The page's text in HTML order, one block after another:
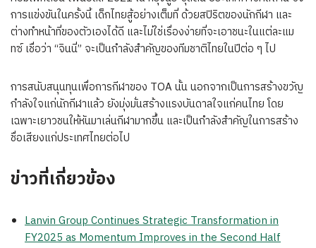
การแข่งขันในครั้งนี้ เด็กไทยสู้อย่างเต็มที่ ด้วยสปิริตของนักกีฬา และ
ต่างทำหน้าที่ของตัวเองได้ดี และไม่ใช่เรื่องง่ายที่จะเอาชนะในแต่ละแม
ทซ์ เชื่อว่า “จินนี่” จะเป็นกำลังสำคัญของทีมชาติไทยในปีต่อ ๆ ไป
การสนับสนุนทุนเพื่อการกีฬาของ TOA นั้น นอกจากเป็นการสร้างขวัญ
กำลังใจแก่นักกีฬาแล้ว ยังมุ่งมั่นสร้างแรงบันดาลใจแก่คนไทย โดย
เฉพาะเยาวชนให้หันมาเล่นกีฬามากขึ้น และเป็นกำลังสำคัญในการสร้าง
ชื่อเสียงแก่ประเทศไทยต่อไป
ข่าวที่เกี่ยวข้อง
Lanvin Group Continues Strategic Transformation in
FY2025 as Momentum Improves in the Second Half